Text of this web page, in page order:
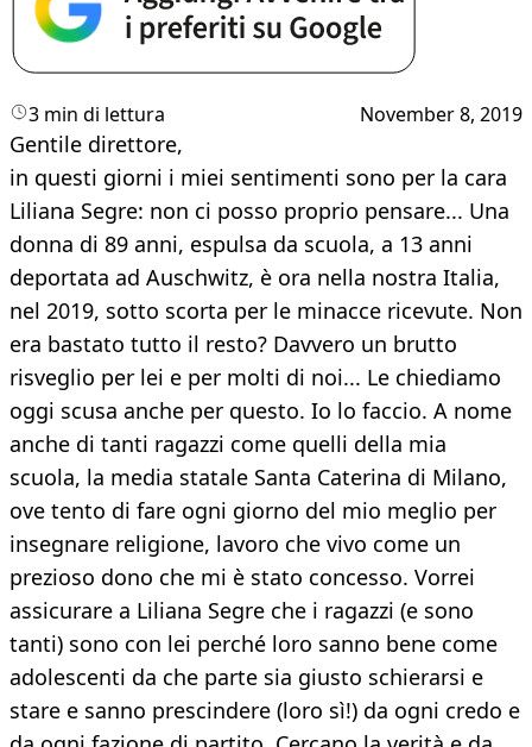
3 min di lettura November 8, 2019
Gentile direttore,
in questi giorni i miei sentimenti sono per la cara
Liliana Segre: non ci posso proprio pensare... Una
donna di 89 anni, espulsa da scuola, a 13 anni
deportata ad Auschwitz, è ora nella nostra Italia,
nel 2019, sotto scorta per le minacce ricevute. Non
era bastato tutto il resto? Davvero un brutto
risveglio per lei e per molti di noi... Le chiediamo
oggi scusa anche per questo. Io lo faccio. A nome
anche di tanti ragazzi come quelli della mia
scuola, la media statale Santa Caterina di Milano,
ove tento di fare ogni giorno del mio meglio per
insegnare religione, lavoro che vivo come un
prezioso dono che mi è stato concesso. Vorrei
assicurare a Liliana Segre che i ragazzi (e sono
tanti) sono con lei perché loro sanno bene come
adolescenti da che parte sia giusto schierarsi e
stare e sanno prescindere (loro sì!) da ogni credo e